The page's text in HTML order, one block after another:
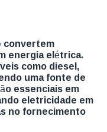
convertem
energia elétrica.
como diesel,
uma fonte de
essenciais em
eletricidade em
no fornecimento